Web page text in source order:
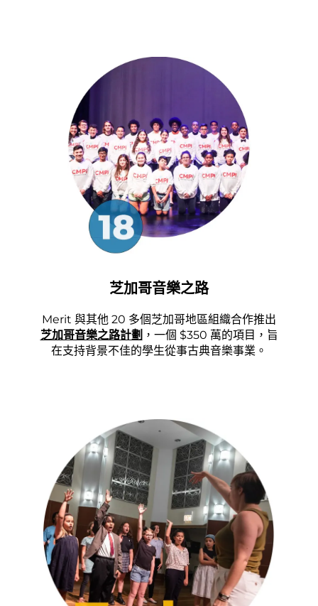
芝加哥音樂之路
Merit 與其他 20 多個芝加哥地區組織合作推出
芝加哥音樂之路計劃 ，一個 $350 萬的項目，旨
在支持背景不佳的學生從事古典音樂事業。